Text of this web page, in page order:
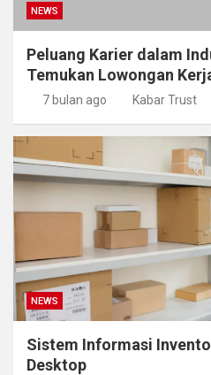
NEWS
Peluang Karier dalam
Temukan Lowongan
7 bulan ago Kabar Trust
NEWS
Sistem Informasi
Desktop